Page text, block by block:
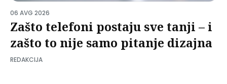
06 AVG 2026
Zašto telefoni postaju sve tanji – i
zašto to nije samo pitanje dizajna
REDAKCIJA